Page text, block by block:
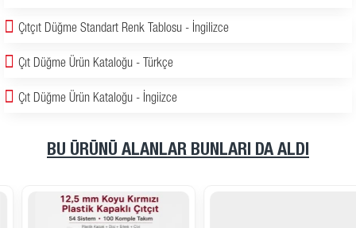
Çıtçıt Düğme Standart Renk Tablosu - İngilizce
Çıt Düğme Ürün Kataloğu - Türkçe
Çıt Düğme Ürün Kataloğu - İngiizce
BU ÜRÜNÜ ALANLAR BUNLARI DA ALDI